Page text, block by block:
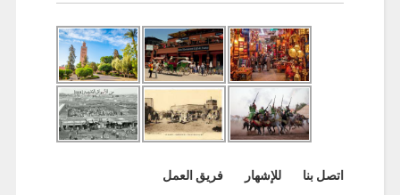
اتصل بنا للإشهار
فريق العمل